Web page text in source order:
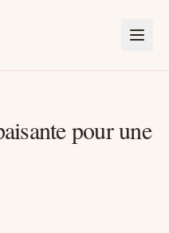
pour une